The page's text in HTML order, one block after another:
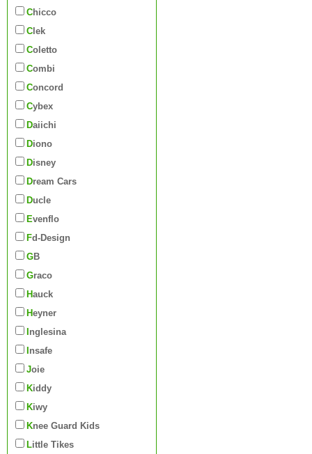
Chicco
Clek
Coletto
Combi
Concord
Cybex
Daiichi
Diono
Disney
Dream Cars
Ducle
Evenflo
Fd-Design
GB
Graco
Hauck
Heyner
Inglesina
Insafe
Joie
Kiddy
Kiwy
Knee Guard Kids
Little Tikes